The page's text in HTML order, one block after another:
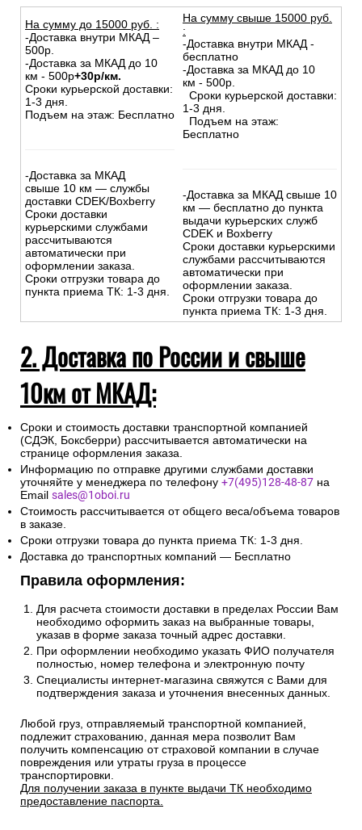
На сумму до 15000 руб. :
-Доставка внутри МКАД –
500р.
-Доставка за МКАД до 10
км - 500р+30р/км.
Сроки курьерской доставки:
1-3 дня.
Подъем на этаж: Бесплатно
-Доставка за МКАД
свыше 10 км — службы
доставки CDEK/Boxberry
Сроки доставки
курьерскими службами
рассчитываются
автоматически при
оформлении заказа.
Сроки отгрузки товара до
пункта приема ТК: 1-3 дня.
На сумму свыше 15000 руб.
:
-Доставка внутри МКАД -
бесплатно
-Доставка за МКАД до 10
км - 500р.
Сроки курьерской доставки:
1-3 дня.
Подъем на этаж:
Бесплатно
-Доставка за МКАД свыше 10
км — бесплатно до пункта
выдачи курьерских служб
CDEK и Boxberry
Сроки доставки курьерскими
службами рассчитываются
автоматически при
оформлении заказа.
Сроки отгрузки товара до
пункта приема ТК: 1-3 дня.
2. Доставка по России и свыше
10км от МКАД:
Сроки и стоимость доставки транспортной компанией
(СДЭК, Боксберри) рассчитывается автоматически на
странице оформления заказа.
Информацию по отправке другими службами доставки
уточняйте у менеджера по телефону +7(495)128-48-87 на
Email sales@1oboi.ru
Стоимость рассчитывается от общего веса/объема товаров
в заказе.
Сроки отгрузки товара до пункта приема ТК: 1-3 дня.
Доставка до транспортных компаний — Бесплатно
Правила оформления:
Для расчета стоимости доставки в пределах России Вам
необходимо оформить заказ на выбранные товары,
указав в форме заказа точный адрес доставки.
При оформлении необходимо указать ФИО получателя
полностью, номер телефона и электронную почту
Специалисты интернет-магазина свяжутся с Вами для
подтверждения заказа и уточнения внесенных данных.
Любой груз, отправляемый транспортной компанией,
подлежит страхованию, данная мера позволит Вам
получить компенсацию от страховой компании в случае
повреждения или утраты груза в процессе
транспортировки.
Для получении заказа в пункте выдачи ТК необходимо
предоставление паспорта.